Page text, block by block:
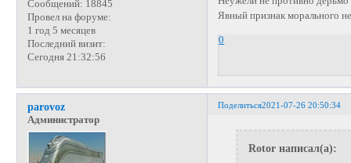
Сообщений: 18845
Провел на форуме:
1 год 5 месяцев
Последний визит:
Сегодня 21:32:56
Явный признак морального
0
Поделиться2021-07-26 20:50:34
parovoz
Администратор
Rotor написал(а):